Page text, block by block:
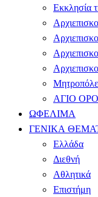
Εκκλησία
ΑΓΙΟ
ΩΦΕΛΙΜΑ
ΓΕΝΙΚΑ
Ελλάδα
Διεθνή
Αθλητικά
Επιστήμη